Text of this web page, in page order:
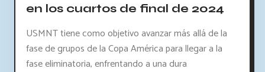
en los cuartos de final de 2024
USMNT tiene como objetivo avanzar más allá de la
fase de grupos de la Copa América para llegar a la
fase eliminatoria, enfrentando a una dura